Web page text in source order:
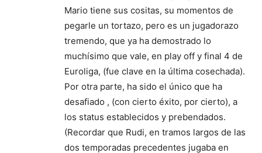
Mario tiene sus cositas, su momentos de
pegarle un tortazo, pero es un jugadorazo
tremendo, que ya ha demostrado lo
muchísimo que vale, en play off y final 4 de
Euroliga, (fue clave en la última cosechada).
Por otra parte, ha sido el único que ha
desafiado , (con cierto éxito, por cierto), a
los status establecidos y prebendados.
(Recordar que Rudi, en tramos largos de las
dos temporadas precedentes jugaba en